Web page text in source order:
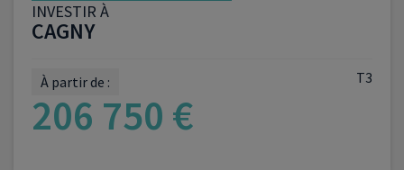
INVESTIR À
CAGNY
T3
À partir de :
206 750 €